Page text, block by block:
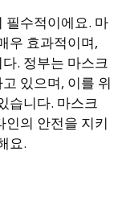
필수적이에요. 마
우 효과적이며,
. 정부는 마스크
있으며, 이를 위
습니다. 마스크
인의 안전을 지키
요.